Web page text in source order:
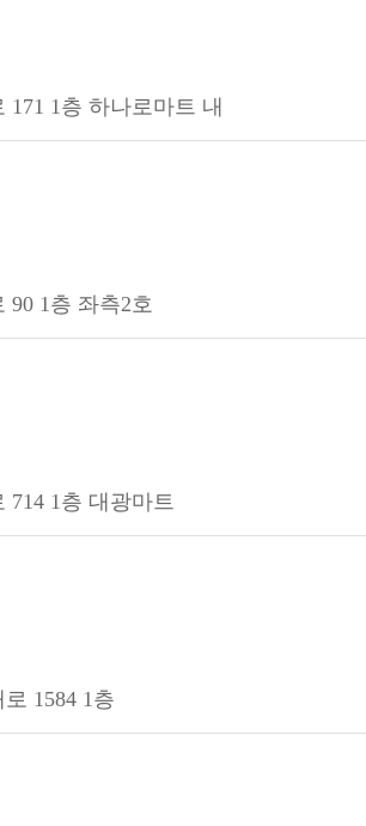
171 1층 하나로마트 내
90 1층 좌측2호
714 1층 대광마트
1584 1층